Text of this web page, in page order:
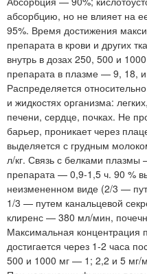
абсорбцию, но не влияет на
95%. Время достижения
препарата в крови и других
внутрь в дозах 250, 500 и
препарата в плазме — 9, 18, и
Распределяется
и жидкостях организма:
печени, сердце, почках. Не
барьер, проникает через
выделяется с грудным
л/кг. Связь с белками
препарата — 0,9-1,5 ч. 90 %
неизмененном виде (2/3 —
1/3 — путем канальцевой
клиренс — 380 мл/мин,
Максимальная концентрация
достигается через 1-2 часа
500 и 1000 мг — 1; 2,2 и 5 мг/